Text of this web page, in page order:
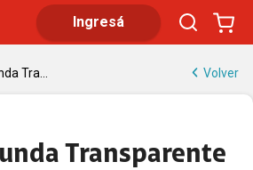
Ingresá
Tra... Volver
Transparente
Galaxy S25 FE